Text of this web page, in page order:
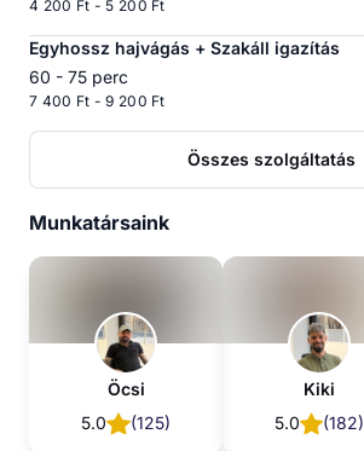
4 200 Ft - 5 200 Ft
Egyhossz hajvágás + Szakáll igazítás
60 - 75 perc
7 400 Ft - 9 200 Ft
Összes szolgáltatás
Munkatársaink
Öcsi
5.0
(125)
Kiki
5.0
(182)